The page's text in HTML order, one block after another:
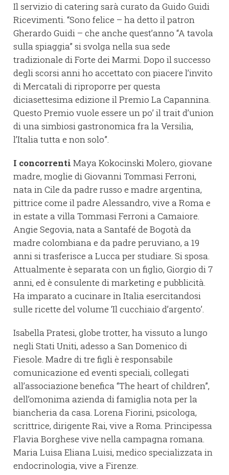
Il servizio di catering sarà curato da Guido Guidi
Ricevimenti. “Sono felice – ha detto il patron
Gherardo Guidi – che anche quest’anno “A tavola
sulla spiaggia” si svolga nella sua sede
tradizionale di Forte dei Marmi. Dopo il successo
degli scorsi anni ho accettato con piacere l’invito
di Mercatali di riproporre per questa
diciasettesima edizione il Premio La Capannina.
Questo Premio vuole essere un po’ il trait d’union
di una simbiosi gastronomica fra la Versilia,
l’Italia tutta e non solo”.
I concorrenti Maya Kokocinski Molero, giovane
madre, moglie di Giovanni Tommasi Ferroni,
nata in Cile da padre russo e madre argentina,
pittrice come il padre Alessandro, vive a Roma e
in estate a villa Tommasi Ferroni a Camaiore.
Angie Segovia, nata a Santafé de Bogotà da
madre colombiana e da padre peruviano, a 19
anni si trasferisce a Lucca per studiare. Si sposa.
Attualmente è separata con un figlio, Giorgio di 7
anni, ed è consulente di marketing e pubblicità.
Ha imparato a cucinare in Italia esercitandosi
sulle ricette del volume ‘Il cucchiaio d’argento’.
Isabella Pratesi, globe trotter, ha vissuto a lungo
negli Stati Uniti, adesso a San Domenico di
Fiesole. Madre di tre figli è responsabile
comunicazione ed eventi speciali, collegati
all’associazione benefica “The heart of children”,
dell’omonima azienda di famiglia nota per la
biancheria da casa. Lorena Fiorini, psicologa,
scrittrice, dirigente Rai, vive a Roma. Principessa
Flavia Borghese vive nella campagna romana.
Maria Luisa Eliana Luisi, medico specializzata in
endocrinologia, vive a Firenze.